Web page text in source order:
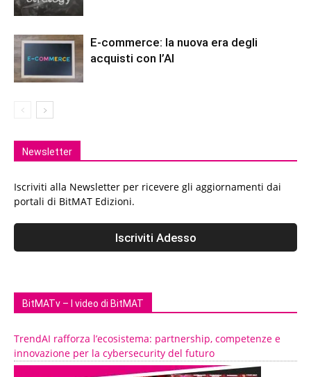
E-commerce: la nuova era degli
acquisti con l’AI
Newsletter
Iscriviti alla Newsletter per ricevere gli aggiornamenti dai
portali di BitMAT Edizioni.
BitMATv – I video di BitMAT
TrendAI rafforza l’ecosistema: partnership, competenze e
innovazione per la cybersecurity del futuro